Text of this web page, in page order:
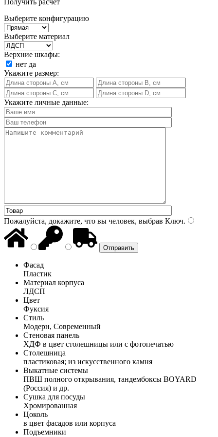
Выберите конфигурацию
Выберите материал
Верхние шкафы:
нет да
Укажите размер:
Укажите личные данные:
Пожалуйста, докажите, что вы человек, выбрав Ключ.
Фасад
Пластик
Материал корпуса
ЛДСП
Цвет
Фуксия
Стиль
Модерн, Современный
Стеновая панель
ХДФ в цвет столешницы или с фотопечатью
Столешница
пластиковая; из искусственного камня
Выкатные системы
ПВШ полного открывания, тандембоксы BOYARD
(Россия) и др.
Сушка для посуды
Хромированная
Цоколь
в цвет фасадов или корпуса
Подъемники